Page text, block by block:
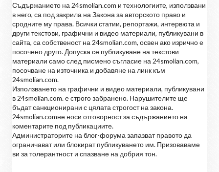
Съдържанието на 24smolian.com и технологиите, използвани
в него, са под закрила на Закона за авторското право и
сродните му права. Всички статии, репортажи, интервюта и
други текстови, графични и видео материали, публикувани в
сайта, са собственост на 24smolian.com, освен ако изрично е
посочено друго. Допуска се публикуване на текстови
материали само след писмено съгласие на 24smolian.com,
посочване на източника и добавяне на линк към
24smolian.com.
Използването на графични и видео материали, публикувани
в 24smolian.com. е строго забранено. Нарушителите ще
бъдат санкционирани с цялата строгост на закона.
24smolian.comне носи отговорност за съдържанието на
коментарите под публикациите.
Администраторите на блог-форума запазват правото да
ограничават или блокират публикуването им. Призоваваме
ви за толерантност и спазване на добрия тон.